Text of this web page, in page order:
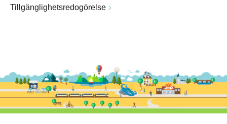
Tillgänglighetsredogörelse